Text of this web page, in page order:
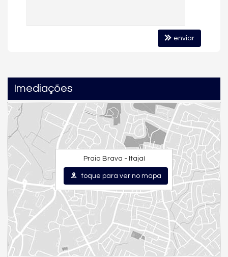
enviar
Imediações
Praia Brava - Itajaí
toque para ver no mapa